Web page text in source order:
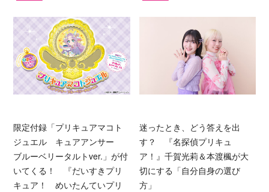
限定付録「プリキュアマコト
ジュエル キュアアンサー
ブルーベリータルトver.」が付
いてくる！ 『だいすきプリ
キュア！ めいたんていプリ
迷ったとき、どう答えを出
す？ 『名探偵プリキュ
ア！』千賀光莉＆本渡楓が大
切にする「自分自身の選び
方」